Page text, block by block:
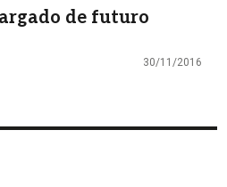
de futuro
30/11/2016